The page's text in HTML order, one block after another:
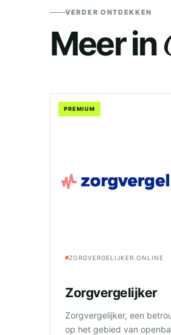
VERDER ONTDEKKEN
Meer in
PREMIUM
ZORGVERGELIJKER.ONLINE
Zorgvergelijker
Zorgvergelijker, een
op het gebied van